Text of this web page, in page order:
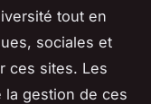
tout en
sociales et
ces sites. Les
gestion de ces